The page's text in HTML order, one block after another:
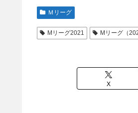
Ｍリーグ
Mリーグ2021 Mリーグ（
X